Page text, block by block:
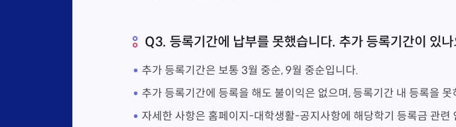
Q3. 등록기간에 납부를 못했습니다. 추가 등록기간이 있
추가 등록기간은 보통 3월 중순, 9월 중순입니다.
추가 등록기간에 등록을 해도 불이익은 없으며, 등록기간 내 등록을
자세한 사항은 홈페이지-대학생활-공지사항에 해당학기 등록금 관련